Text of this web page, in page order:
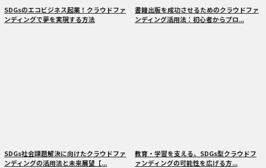
SDGsのエコビジネス起業！クラウドファ
ンディングで夢を実現する方法
書籍出版を成功させるためのクラウドファ
ンディング活用法：初心者からプロ...
SDGs社会課題解決に向けたクラウドファ
ンディングの活用法と未来展望【...
教育・学習を支える、SDGs型クラウドフ
ァンディングの可能性を広げる方...